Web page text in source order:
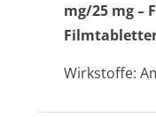
mg/25 mg –
Wirkstoffe: